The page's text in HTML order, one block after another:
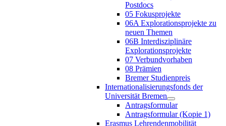
Postdocs
05 Fokusprojekte
06A Explorationsprojekte zu
neuen Themen
06B Interdisziplinäre
Explorationsprojekte
07 Verbundvorhaben
08 Prämien
Bremer Studienpreis
Internationalisierungsfonds der
Universität Bremen
Antragsformular
Antragsformular (Kopie 1)
Erasmus Lehrendenmobilität